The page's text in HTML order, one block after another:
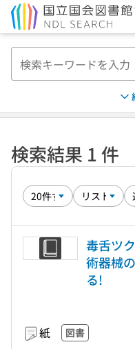
検索結果 1 件
毒舌ツ
術器械
る!
紙 図書